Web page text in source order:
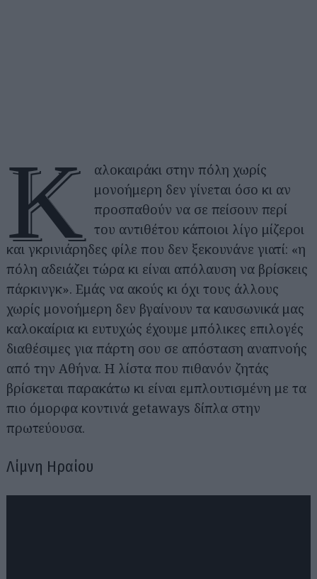
Κ
αλοκαιράκι στην πόλη χωρίς
μονοήμερη δεν γίνεται όσο κι αν
προσπαθούν να σε πείσουν περί
του αντιθέτου κάποιοι λίγο μίζεροι
και γκρινιάρηδες φίλε που δεν ξεκουνάνε γιατί: «η
πόλη αδειάζει τώρα κι είναι απόλαυση να βρίσκεις
πάρκινγκ». Εμάς να ακούς κι όχι τους άλλους
χωρίς μονοήμερη δεν βγαίνουν τα καυσωνικά μας
καλοκαίρια κι ευτυχώς έχουμε μπόλικες επιλογές
διαθέσιμες για πάρτη σου σε απόσταση αναπνοής
από την Αθήνα. Η λίστα που πιθανόν ζητάς
βρίσκεται παρακάτω κι είναι εμπλουτισμένη με τα
πιο όμορφα κοντινά getaways δίπλα στην
πρωτεύουσα.
Λίμνη Ηραίου